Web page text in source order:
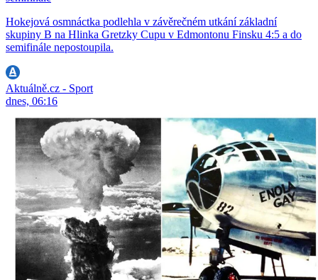
Hokejová osmnáctka podlehla v závěrečném utkání základní
skupiny B na Hlinka Gretzky Cupu v Edmontonu Finsku 4:5 a do
semifinále nepostoupila.
Aktuálně.cz - Sport
dnes, 06:16